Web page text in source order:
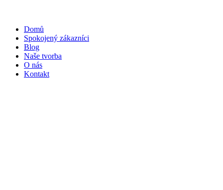
Domů
Spokojený zákazníci
Blog
Naše tvorba
O nás
Kontakt